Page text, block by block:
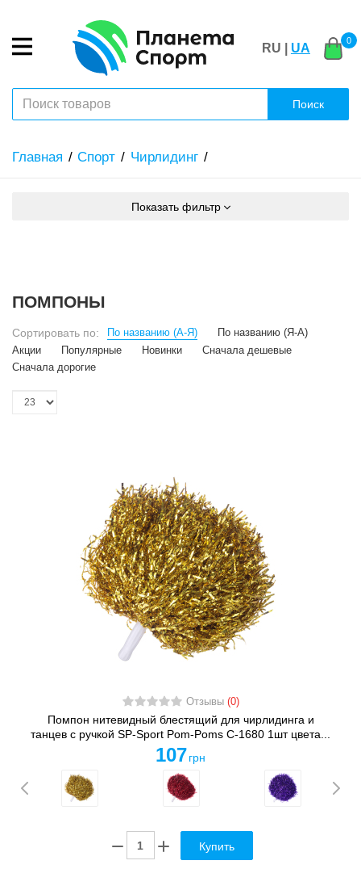
RU | UA
0
Поиск
Главная Спорт Чирлидинг
Показать фильтр
ПОМПОНЫ
Сортировать по: По названию (А-Я)
По названию (Я-А)
Акции
Популярные Новинки
Сначала дешевые
Сначала дорогие
Отзывы (0)
Помпон нитевидный блестящий для чирлидинга и
танцев с ручкой SP-Sport Pom-Poms C-1680 1шт цвета...
107 грн
Купить